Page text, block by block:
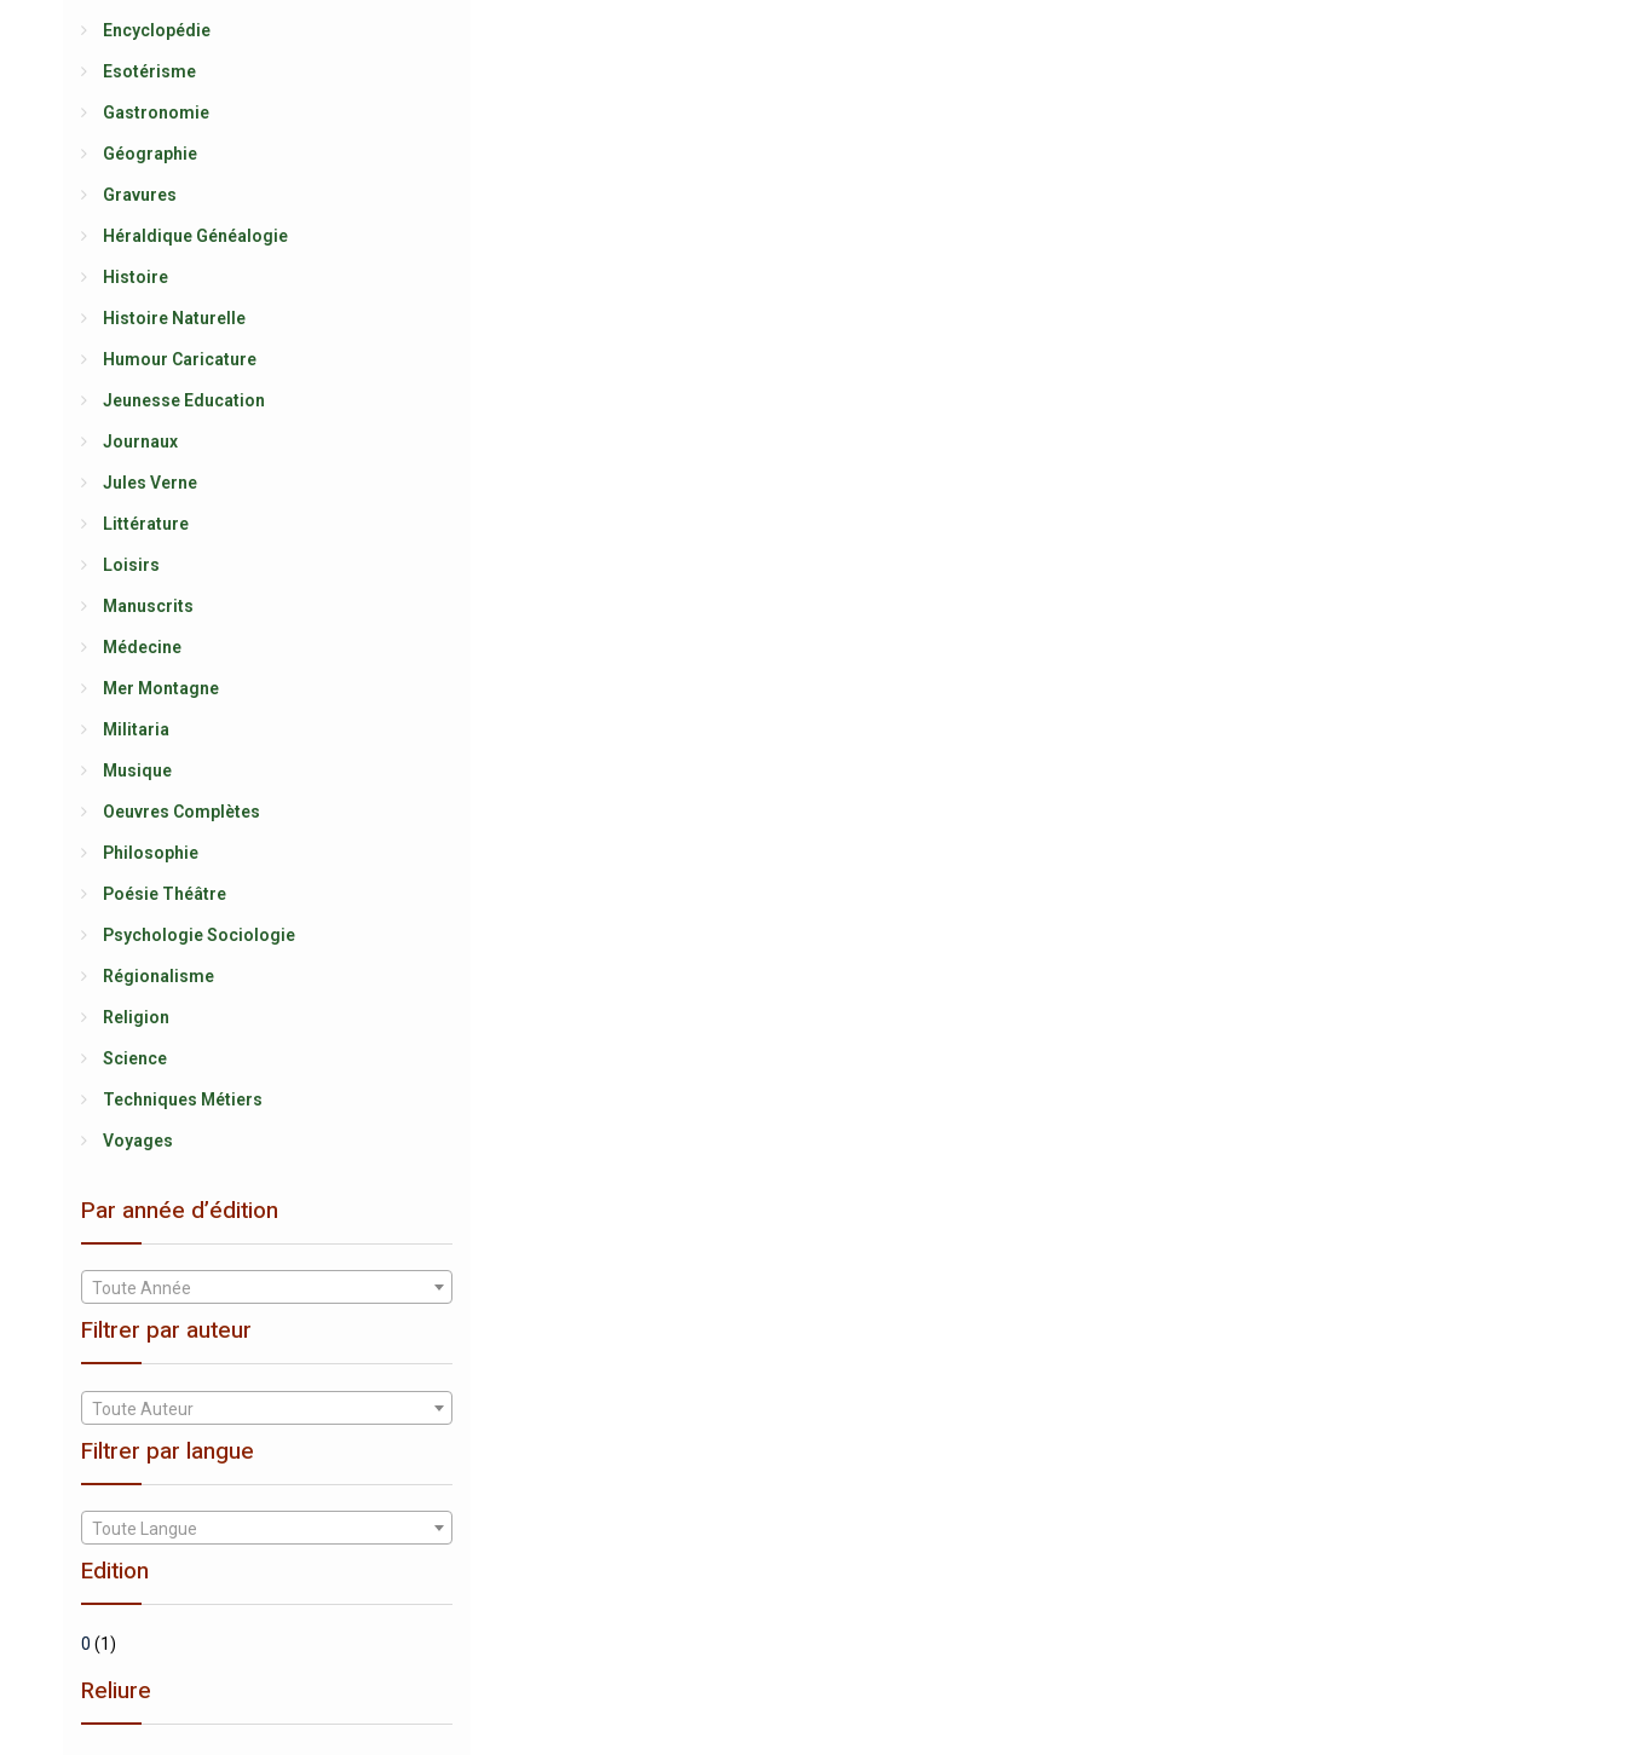
Encyclopédie
Esotérisme
Gastronomie
Géographie
Gravures
Héraldique Généalogie
Histoire
Histoire Naturelle
Humour Caricature
Jeunesse Education
Journaux
Jules Verne
Littérature
Loisirs
Manuscrits
Médecine
Mer Montagne
Militaria
Musique
Oeuvres Complètes
Philosophie
Poésie Théâtre
Psychologie Sociologie
Régionalisme
Religion
Science
Techniques Métiers
Voyages
Par année d’édition
Toute Année
Filtrer par auteur
Toute Auteur
Filtrer par langue
Toute Langue
Edition
0 (1)
Reliure